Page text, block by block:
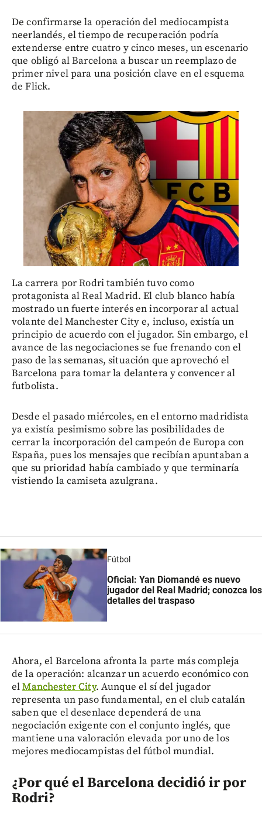
De confirmarse la operación del mediocampista
neerlandés, el tiempo de recuperación podría
extenderse entre cuatro y cinco meses, un escenario
que obligó al Barcelona a buscar un reemplazo de
primer nivel para una posición clave en el esquema
de Flick.
La carrera por Rodri también tuvo como
protagonista al Real Madrid. El club blanco había
mostrado un fuerte interés en incorporar al actual
volante del Manchester City e, incluso, existía un
principio de acuerdo con el jugador. Sin embargo, el
avance de las negociaciones se fue frenando con el
paso de las semanas, situación que aprovechó el
Barcelona para tomar la delantera y convencer al
futbolista.
Desde el pasado miércoles, en el entorno madridista
ya existía pesimismo sobre las posibilidades de
cerrar la incorporación del campeón de Europa con
España, pues los mensajes que recibían apuntaban a
que su prioridad había cambiado y que terminaría
vistiendo la camiseta azulgrana.
Fútbol
Oficial: Yan Diomandé es nuevo
jugador del Real Madrid; conozca los
detalles del traspaso
Ahora, el Barcelona afronta la parte más compleja
de la operación: alcanzar un acuerdo económico con
elManchester City. Aunque el sí del jugador
representa un paso fundamental, en el club catalán
saben que el desenlace dependerá de una
negociación exigente con el conjunto inglés, que
mantiene una valoración elevada por uno de los
mejores mediocampistas del fútbol mundial.
¿Por qué el Barcelona decidió ir por
Rodri?